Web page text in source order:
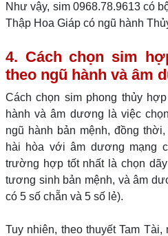
Như vậy, sim 0968.78.9613 có
Thập Hoa Giáp có ngũ hành
4. Cách chọn sim
theo ngũ hành và âm
Cách chọn sim phong thủy
hành và âm dương là việc
ngũ hành bản mệnh, đồng
hài hòa với âm dương mạng
trường hợp tốt nhất là chọn
tương sinh bản mệnh, và âm
có 5 số chẵn và 5 số lẻ).
Tuy nhiên, theo thuyết Tam